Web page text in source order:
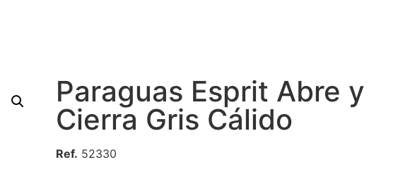
Paraguas Esprit Abre y
Cierra Gris Cálido
Ref. 52330